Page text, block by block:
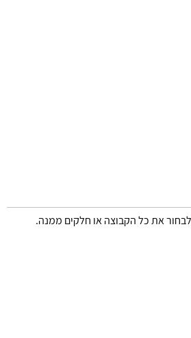
לבחור את כל הקבוצה או חלקים ממנה.